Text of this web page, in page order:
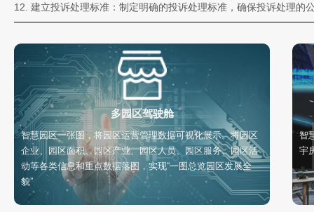
12. 建立投诉处理标准：制定明确的投诉处理标准，确保投诉处理的
多园区驾驶舱
智慧园区一张图，将园区运营管理数据可视化展示。将园区
企业、园区面积、园区产业、园区人员、园区服务、园区活
动等各类信息和重点数据落图，实现“一图总览园区发展全
貌”
智
宇